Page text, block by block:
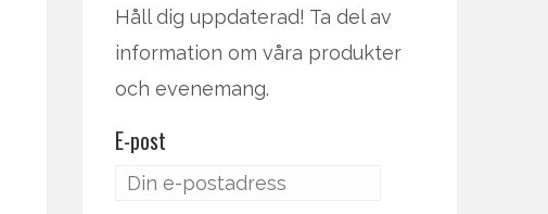
Håll dig uppdaterad! Ta del av
information om våra produkter
och evenemang.
E-post